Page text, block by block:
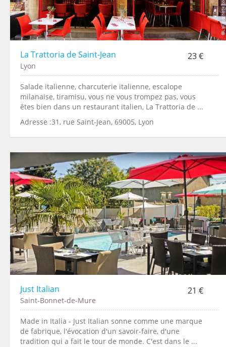
La Trattoria de Saint-Jean 23 €
Lyon
Salade italienne, charcuterie italienne, escalope
milanaise, tiramisu, vous ne vous trompez pas, vous
êtes bien dans un restaurant italien, La Trattoria de ...
Adresse :31, rue Saint-Jean, 69005, Lyon
Just Italian 21 €
Saint-Bonnet-de-Mure
Made in Italia - Just Italian sonne comme une marque
de fabrique, l'évocation d'un savoir-faire, d'une
tradition qui a fait le tour de monde. C'est dans le ...